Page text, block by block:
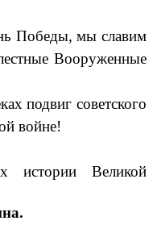
мы славим
Вооруженные
подвиг советского
войне!
истории Великой